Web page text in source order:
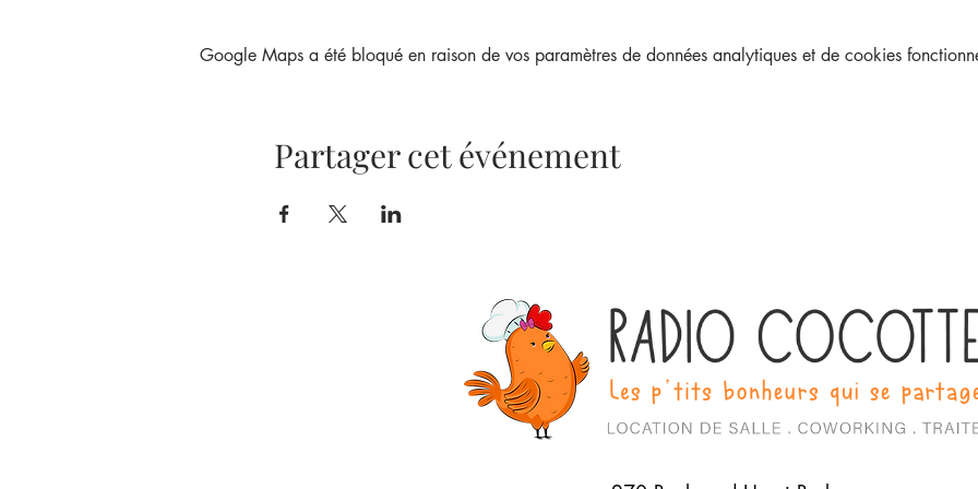
Google Maps a été bloqué en raison de vos paramètres de données analytiques et de cookies
Partager cet événement